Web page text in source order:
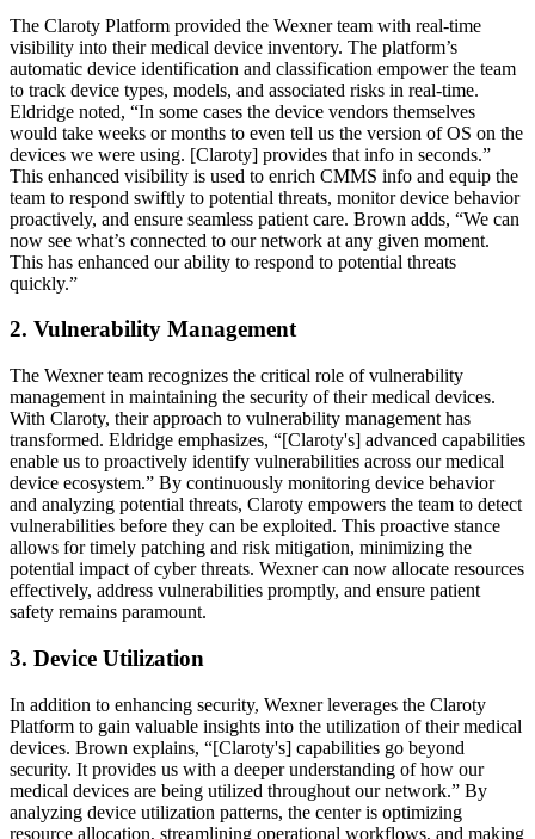
The Claroty Platform provided the Wexner team with real-time
visibility into their medical device inventory. The platform’s
automatic device identification and classification empower the team
to track device types, models, and associated risks in real-time.
Eldridge noted, “In some cases the device vendors themselves
would take weeks or months to even tell us the version of OS on the
devices we were using. [Claroty] provides that info in seconds.”
This enhanced visibility is used to enrich CMMS info and equip the
team to respond swiftly to potential threats, monitor device behavior
proactively, and ensure seamless patient care. Brown adds, “We can
now see what’s connected to our network at any given moment.
This has enhanced our ability to respond to potential threats
quickly.”
2. Vulnerability Management
The Wexner team recognizes the critical role of vulnerability
management in maintaining the security of their medical devices.
With Claroty, their approach to vulnerability management has
transformed. Eldridge emphasizes, “[Claroty's] advanced capabilities
enable us to proactively identify vulnerabilities across our medical
device ecosystem.” By continuously monitoring device behavior
and analyzing potential threats, Claroty empowers the team to detect
vulnerabilities before they can be exploited. This proactive stance
allows for timely patching and risk mitigation, minimizing the
potential impact of cyber threats. Wexner can now allocate resources
effectively, address vulnerabilities promptly, and ensure patient
safety remains paramount.
3. Device Utilization
In addition to enhancing security, Wexner leverages the Claroty
Platform to gain valuable insights into the utilization of their medical
devices. Brown explains, “[Claroty's] capabilities go beyond
security. It provides us with a deeper understanding of how our
medical devices are being utilized throughout our network.” By
analyzing device utilization patterns, the center is optimizing
resource allocation, streamlining operational workflows, and making